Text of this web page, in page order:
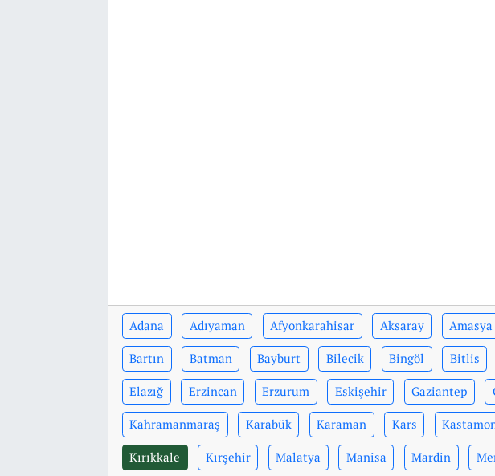
Adana Adıyaman Afyonkarahisar Aksaray Amasya
Bartın Batman Bayburt Bilecik Bingöl Bitlis
Elazığ Erzincan Erzurum Eskişehir Gaziantep
Kahramanmaraş Karabük Karaman Kars
Kırıkkale Kırşehir Malatya Manisa Mardin